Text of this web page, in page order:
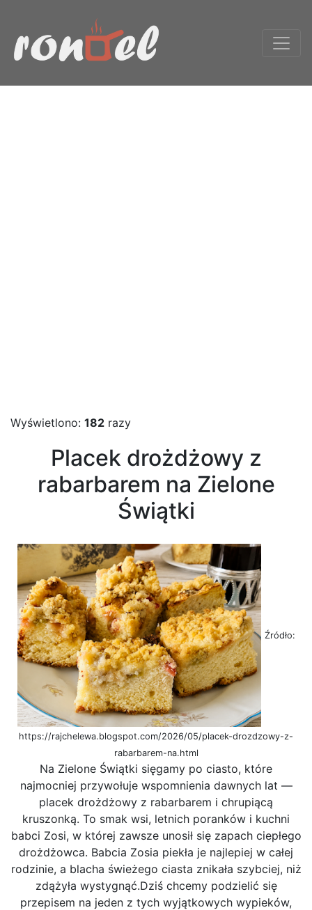
Wyświetlono: 182 razy
Placek drożdżowy z
rabarbarem na Zielone
Świątki
Źródło:
https://rajchelewa.blogspot.com/2026/05/placek-drozdzowy-z-
rabarbarem-na.html
Na Zielone Świątki sięgamy po ciasto, które
najmocniej przywołuje wspomnienia dawnych lat —
placek drożdżowy z rabarbarem i chrupiącą
kruszonką. To smak wsi, letnich poranków i kuchni
babci Zosi, w której zawsze unosił się zapach ciepłego
drożdżowca. Babcia Zosia piekła je najlepiej w całej
rodzinie, a blacha świeżego ciasta znikała szybciej, niż
zdążyła wystygnąć.Dziś chcemy podzielić się
przepisem na jeden z tych wyjątkowych wypieków,